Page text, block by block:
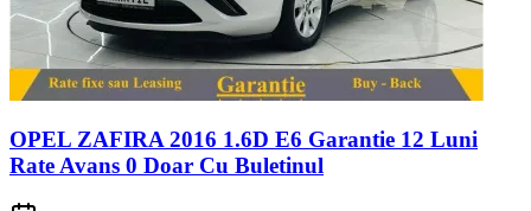
OPEL ZAFIRA 2016 1.6D E6 Garantie 12 Luni
Rate Avans 0 Doar Cu Buletinul